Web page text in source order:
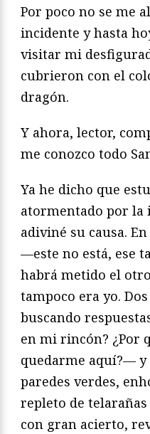
Por poco no se me
incidente y hasta
visitar mi
cubrieron con el
dragón.
Y ahora, lector,
me conozco todo
Ya he dicho que
atormentado por
adiviné su causa.
—este no está, ese
habrá metido el
tampoco era yo.
buscando
en mi rincón? ¿Por
quedarme aquí?— y
paredes verdes,
repleto de
con gran acierto,